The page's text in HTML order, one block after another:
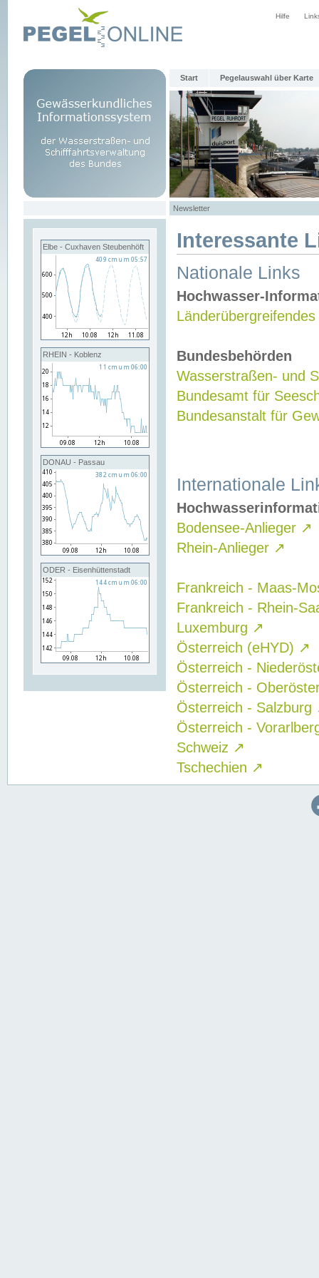
Hilfe
Start Pegelauswahl über Karte
Newsletter
Elbe - Cuxhaven Steubenhöft
RHEIN - Koblenz
DONAU - Passau
ODER - Eisenhüttenstadt
Interessante
Nationale Links
Hochwasser-
Bundesbehörden
Wasserstraßen- und
Bundesamt für
Bundesanstalt für
Internationale
Bodensee-Anlieger ↗
Rhein-Anlieger ↗
Frankreich - Maas-
Frankreich - Rhein-
Luxemburg ↗
Österreich (eHYD) ↗
Österreich -
Österreich -
Österreich - Salzburg
Österreich -
Schweiz ↗
Tschechien ↗